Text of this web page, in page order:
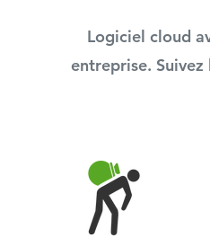
Logiciel cloud
entreprise.